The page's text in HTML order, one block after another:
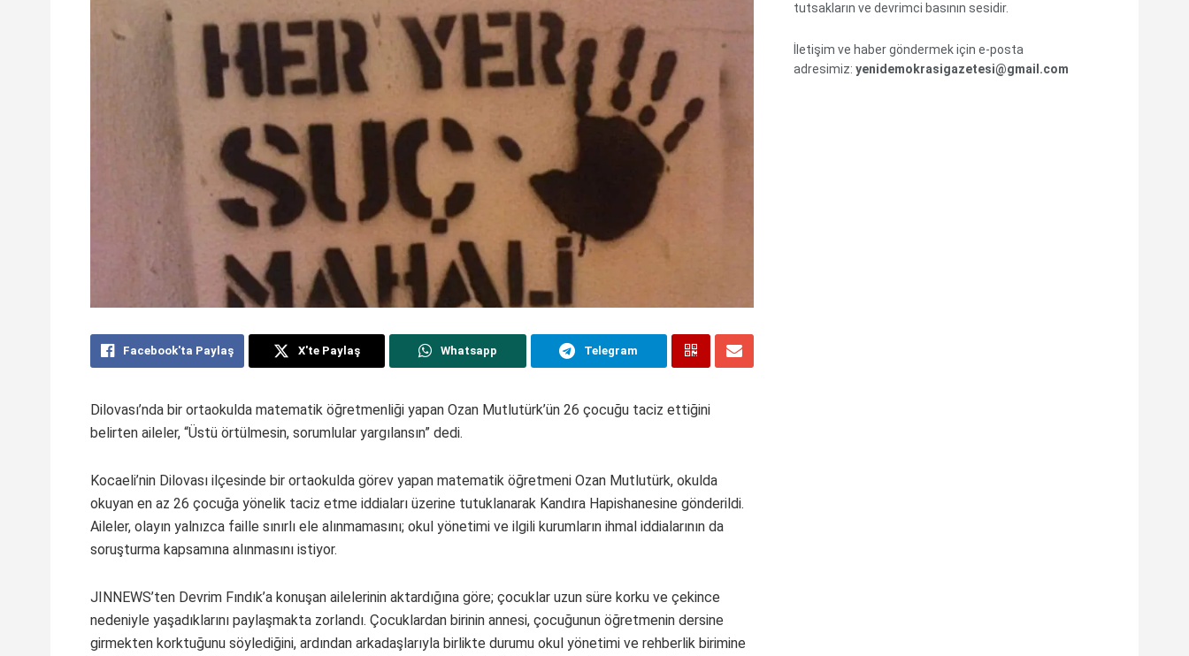
Facebook'ta Paylaş X'te Paylaş Whatsapp Telegram
Dilovası’nda bir ortaokulda matematik öğretmenliği yapan Ozan Mutlutürk’ün 26 çocuğu taciz ettiğini
belirten aileler, “Üstü örtülmesin, sorumlular yargılansın” dedi.
Kocaeli’nin Dilovası ilçesinde bir ortaokulda görev yapan matematik öğretmeni Ozan Mutlutürk, okulda
okuyan en az 26 çocuğa yönelik taciz etme iddiaları üzerine tutuklanarak Kandıra Hapishanesine gönderildi.
Aileler, olayın yalnızca faille sınırlı ele alınmamasını; okul yönetimi ve ilgili kurumların ihmal iddialarının da
soruşturma kapsamına alınmasını istiyor.
JINNEWS’ten Devrim Fındık’a konuşan ailelerinin aktardığına göre; çocuklar uzun süre korku ve çekince
nedeniyle yaşadıklarını paylaşmakta zorlandı. Çocuklardan birinin annesi, çocuğunun öğretmenin dersine
girmekten korktuğunu söylediğini, ardından arkadaşlarıyla birlikte durumu okul yönetimi ve rehberlik birimine
tutsakların ve devrimci basının sesidir.
İletişim ve haber göndermek için e-posta
adresimiz: yenidemokrasigazetesi@gmail.com